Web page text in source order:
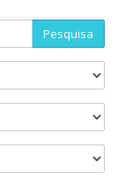
Pesquisa